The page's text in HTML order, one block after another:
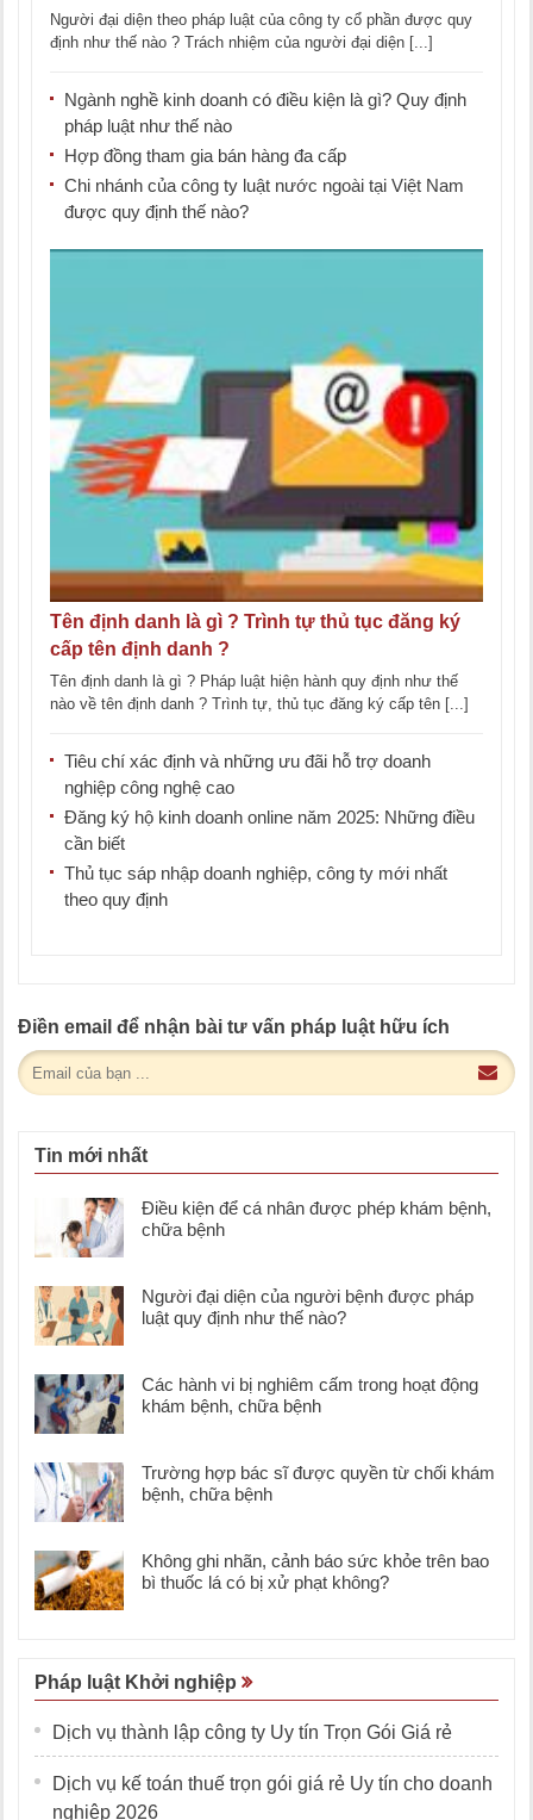
Người đại diện theo pháp luật của công ty cổ phần được quy
định như thế nào ? Trách nhiệm của người đại diện [...]
Ngành nghề kinh doanh có điều kiện là gì? Quy định
pháp luật như thế nào
Hợp đồng tham gia bán hàng đa cấp
Chi nhánh của công ty luật nước ngoài tại Việt Nam
được quy định thế nào?
Tên định danh là gì ? Trình tự thủ tục đăng ký
cấp tên định danh ?
Tên định danh là gì ? Pháp luật hiện hành quy định như thế
nào về tên định danh ? Trình tự, thủ tục đăng ký cấp tên [...]
Tiêu chí xác định và những ưu đãi hỗ trợ doanh
nghiệp công nghệ cao
Đăng ký hộ kinh doanh online năm 2025: Những điều
cần biết
Thủ tục sáp nhập doanh nghiệp, công ty mới nhất
theo quy định
Điền email để nhận bài tư vấn pháp luật hữu ích
Tin mới nhất
Điều kiện để cá nhân được phép khám bệnh,
chữa bệnh
Người đại diện của người bệnh được pháp
luật quy định như thế nào?
Các hành vi bị nghiêm cấm trong hoạt động
khám bệnh, chữa bệnh
Trường hợp bác sĩ được quyền từ chối khám
bệnh, chữa bệnh
Không ghi nhãn, cảnh báo sức khỏe trên bao
bì thuốc lá có bị xử phạt không?
Pháp luật Khởi nghiệp
Dịch vụ thành lập công ty Uy tín Trọn Gói Giá rẻ
Dịch vụ kế toán thuế trọn gói giá rẻ Uy tín cho doanh
nghiệp 2026